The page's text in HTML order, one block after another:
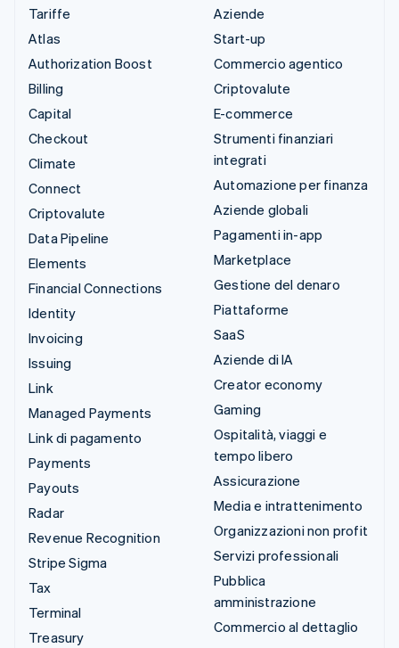
Tariffe
Atlas
Authorization Boost
Billing
Capital
Checkout
Climate
Connect
Criptovalute
Data Pipeline
Elements
Financial Connections
Identity
Invoicing
Issuing
Link
Managed Payments
Link di pagamento
Payments
Payouts
Radar
Revenue Recognition
Stripe Sigma
Tax
Terminal
Treasury
Aziende
Start-up
Commercio agentico
Criptovalute
E-commerce
Strumenti finanziari
integrati
Automazione per finanza
Aziende globali
Pagamenti in-app
Marketplace
Gestione del denaro
Piattaforme
SaaS
Aziende di IA
Creator economy
Gaming
Ospitalità, viaggi e
tempo libero
Assicurazione
Media e intrattenimento
Organizzazioni non profit
Servizi professionali
Pubblica
amministrazione
Commercio al dettaglio